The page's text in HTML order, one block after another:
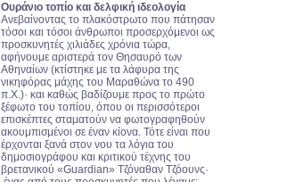
Ουράνιο τοπίο και δελφική ιδεολογία
Ανεβαίνοντας το πλακόστρωτο που πάτησαν
τόσοι και τόσοι άνθρωποι προσερχόμενοι ως
προσκυνητές χιλιάδες χρόνια τώρα,
αφήνουμε αριστερά τον Θησαυρό των
Αθηναίων (κτίστηκε με τα λάφυρα της
νικηφόρας μάχης του Μαραθώνα το 490
π.Χ.)· και καθώς βαδίζουμε προς το πρώτο
ξέφωτο του τοπίου, όπου οι περισσότεροι
επισκέπτες σταματούν να φωτογραφηθούν
ακουμπισμένοι σε έναν κίονα. Τότε είναι που
έρχονται ξανά στον νου τα λόγια του
δημοσιογράφου και κριτικού τέχνης του
βρετανικού «Guardian» Τζόναθαν Τζόουνς·